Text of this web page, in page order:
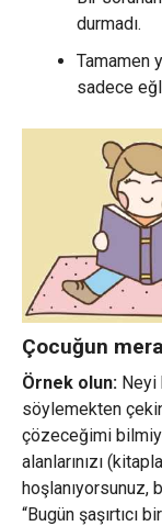
durmadı.
Tamamen
sadece
Çocuğun
Örnek olun:Neyi
söylemekten
çözeceğimi
alanlarınızı
hoşlanıyorsunuz,
“Bugün şaşırtıcı